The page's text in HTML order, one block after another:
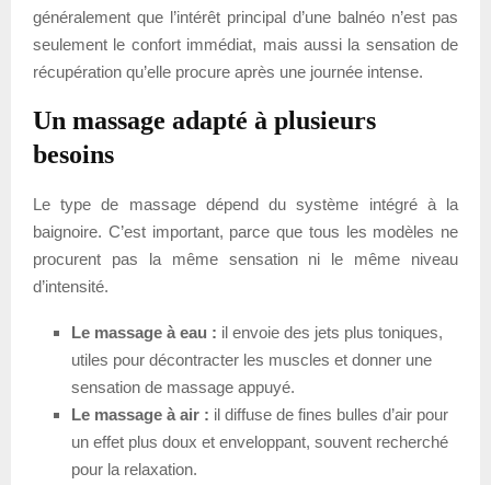
généralement que l’intérêt principal d’une balnéo n’est pas
seulement le confort immédiat, mais aussi la sensation de
récupération qu’elle procure après une journée intense.
Un massage adapté à plusieurs
besoins
Le type de massage dépend du système intégré à la
baignoire. C’est important, parce que tous les modèles ne
procurent pas la même sensation ni le même niveau
d’intensité.
Le massage à eau : il envoie des jets plus toniques,
utiles pour décontracter les muscles et donner une
sensation de massage appuyé.
Le massage à air : il diffuse de fines bulles d’air pour
un effet plus doux et enveloppant, souvent recherché
pour la relaxation.